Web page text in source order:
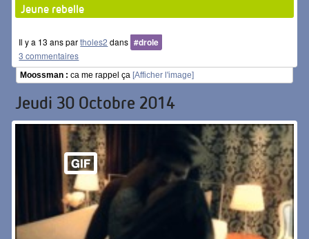
Jeune rebelle
Il y a 13 ans partholes2 dans #drole
3 commentaires
Moossman : ca me rappel ça[Afficher l'image]
Jeudi 30 Octobre 2014